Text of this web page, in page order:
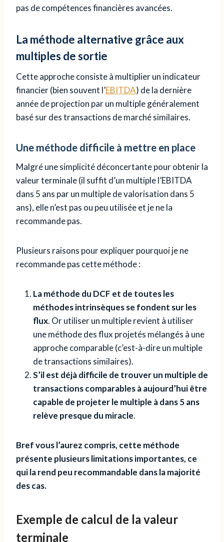
pas de compétences financières avancées.
La méthode alternative grâce aux
multiples de sortie
Cette approche consiste à multiplier un indicateur
financier (bien souvent l’EBITDA) de la dernière
année de projection par un multiple généralement
basé sur des transactions de marché similaires.
Une méthode difficile à mettre en place
Malgré une simplicité déconcertante pour obtenir la
valeur terminale (il suffit d’un multiple l’EBITDA
dans 5 ans par un multiple de valorisation dans 5
ans), elle n’est pas ou peu utilisée et je ne la
recommande pas.
Plusieurs raisons pour expliquer pourquoi je ne
recommande pas cette méthode :
La méthode du DCF et de toutes les
méthodes intrinsèques se fondent sur les
flux. Or utiliser un multiple revient à utiliser
une méthode des flux projetés mélangés à une
approche comparable (c’est-à-dire un multiple
de transactions similaires).
S’il est déjà difficile de trouver un multiple de
transactions comparables à aujourd’hui être
capable de projeter le multiple à dans 5 ans
relève presque du miracle.
Bref vous l’aurez compris, cette méthode
présente plusieurs limitations importantes, ce
qui la rend peu recommandable dans la majorité
des cas.
Exemple de calcul de la valeur
terminale